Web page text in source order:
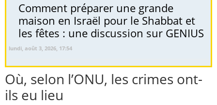
Comment préparer une grande
maison en Israël pour le Shabbat et
les fêtes : une discussion sur GENIUS
lundi, août 3, 2026, 17:54
Où, selon l’ONU, les crimes ont-
ils eu lieu